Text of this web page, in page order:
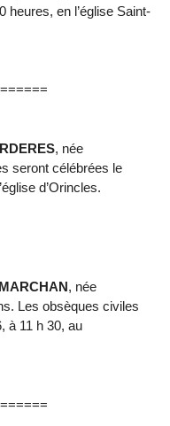
heures, en l’église Saint-
, née
seront célébrées le
d’Orincles.
, née
Les obsèques civiles
à 11 h 30, au